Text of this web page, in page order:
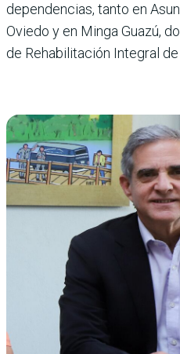
dependencias, tanto en
Oviedo y en Minga Guazú,
de Reha­bilitación Integral de